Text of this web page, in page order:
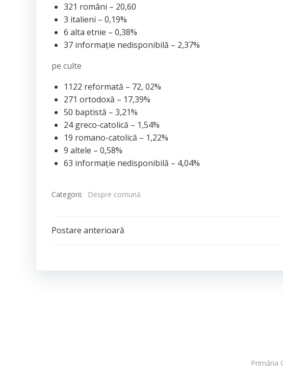
321 români – 20,60
3 italieni – 0,19%
6 alta etnie – 0,38%
37 informație nedisponibilă – 2,37%
pe culte
1122 reformată – 72, 02%
271 ortodoxă – 17,39%
50 baptistă – 3,21%
24 greco-catolică – 1,54%
19 romano-catolică – 1,22%
9 altele – 0,58%
63 informație nedisponibilă – 4,04%
Categorii: Despre comună
Post
Postare anterioară
Primăria